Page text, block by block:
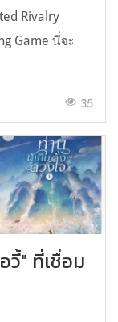
Rivalry
Game นี่จะ
35
วี้" ที่เชื่อม